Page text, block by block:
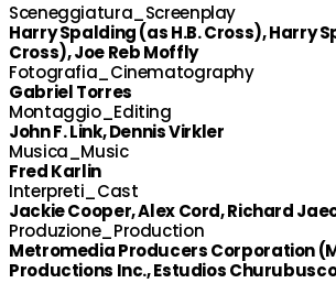
Sceneggiatura_Screenplay
Harry Spalding (as H.B. Cross), Harry
Cross), Joe Reb Moffly
Fotografia_Cinematography
Gabriel Torres
Montaggio_Editing
John F. Link, Dennis Virkler
Musica_Music
Fred Karlin
Interpreti_Cast
Jackie Cooper, Alex Cord, Richard
Produzione_Production
Metromedia Producers Corporation
Productions Inc., Estudios